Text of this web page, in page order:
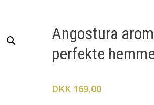
Angostura
perfekte
DKK 169,00